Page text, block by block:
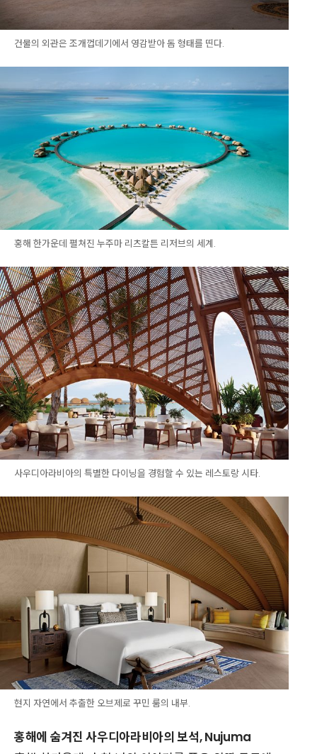
건물의 외관은 조개껍데기에서 영감받아 돔 형태를 띤다.
홍해 한가운데 펼쳐진 누주마 리츠칼튼 리저브의 세계.
사우디아라비아의 특별한 다이닝을 경험할 수 있는 레스토랑 시타.
현지 자연에서 추출한 오브제로 꾸민 룸의 내부.
홍해에 숨겨진 사우디아라비아의 보석, Nujuma